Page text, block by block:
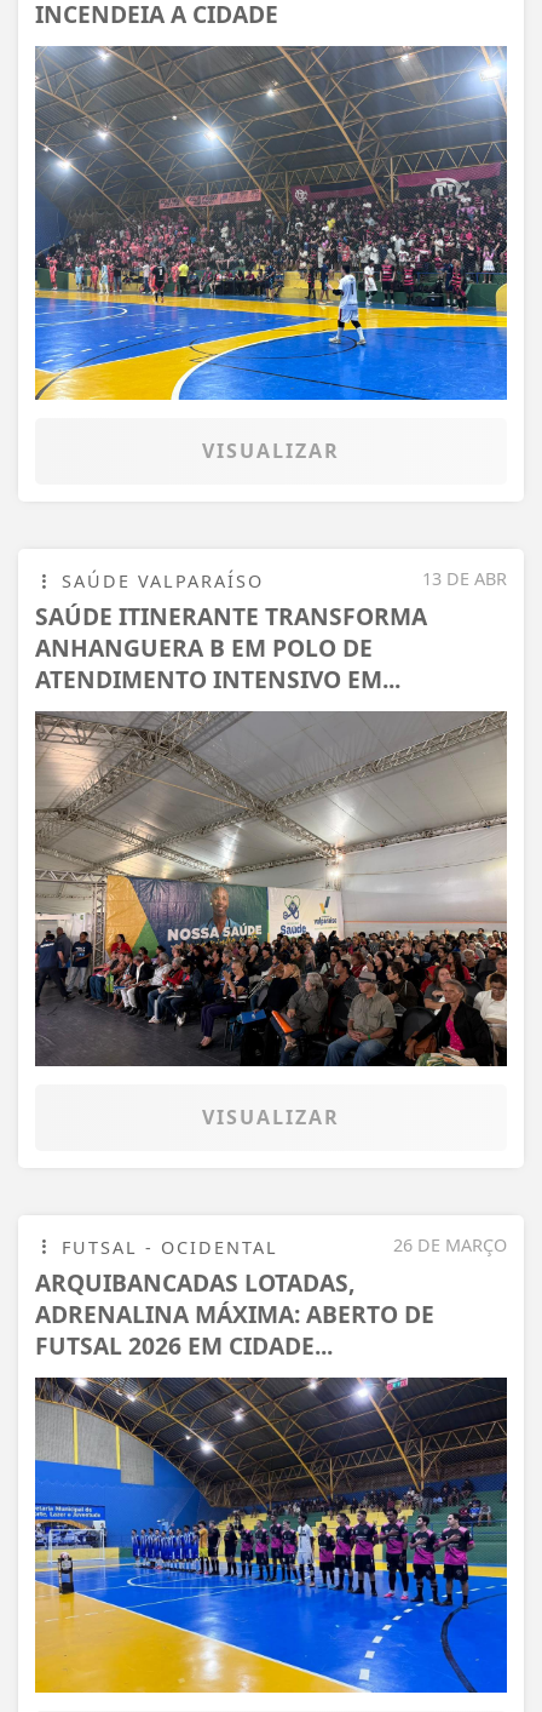
INCENDEIA A CIDADE
VISUALIZAR
13 DE ABR
SAÚDE VALPARAÍSO
SAÚDE ITINERANTE TRANSFORMA
ANHANGUERA B EM POLO DE
ATENDIMENTO INTENSIVO EM...
VISUALIZAR
26 DE MARÇO
FUTSAL - OCIDENTAL
ARQUIBANCADAS LOTADAS,
ADRENALINA MÁXIMA: ABERTO DE
FUTSAL 2026 EM CIDADE...